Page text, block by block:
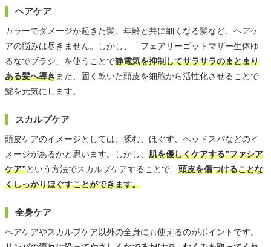
ヘアケア
カラーでダメージが起きた髪、年齢と共に細くなる髪など、ヘアケ
アの悩みは尽きません。しかし、「フェアリーゴットマザー生体ゆ
るなでブラシ」を使うことで静電気を抑制してサラサラのまとまり
ある髪へ導きまた、固く乾いた頭皮を細胞から活性化させることで
髪を元気にします。
スカルプケア
頭皮ケアのイメージとしては、揉む、ほぐす、ヘッドスパなどのイ
メージがあるかと思います。しかし、 肌を優しくケアする”ファシア
ケア”という方法でスカルプケアすることで、 頭皮を傷つけることな
くしっかりほぐすことができます。
全身ケア
ヘアケアやスカルプケア以外の全身にも使えるのがポイントです。